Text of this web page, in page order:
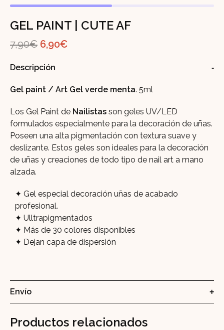
GEL PAINT | CUTE AF
7,90€ El
original
era:
6,90€El
es:
Descripción
Gel paint / Art Gel verde menta. 5ml
Los Gel Paint de Nailistas son geles UV/LED
formulados especialmente para la decoración de uñas.
Poseen una alta pigmentación con textura suave y
deslizante. Estos geles son ideales para la decoración
de uñas y creaciones de todo tipo de nail art a mano
alzada.
Gel especial decoración uñas de acabado
profesional.
Ulltrapigmentados
Más de 30 colores disponibles
Dejan capa de dispersión
Envío
Productos relacionados